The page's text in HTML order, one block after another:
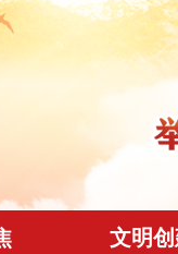
文明